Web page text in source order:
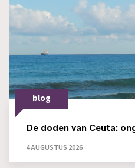
blog
De doden van Ceuta:
4 AUGUSTUS 2026